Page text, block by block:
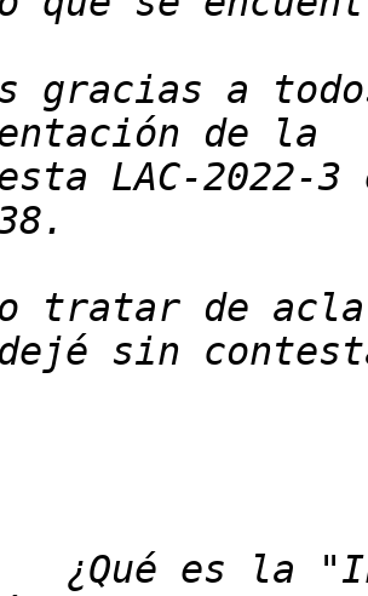
gracias a
LAC-
tratar de
¿Qué es la